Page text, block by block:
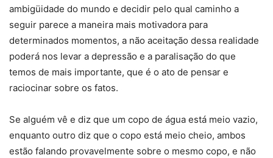
ambigüidade do mundo e decidir pelo qual caminho a
seguir parece a maneira mais motivadora para
determinados momentos, a não aceitação dessa realidade
poderá nos levar a depressão e a paralisação do que
temos de mais importante, que é o ato de pensar e
raciocinar sobre os fatos.
Se alguém vê e diz que um copo de água está meio vazio,
enquanto outro diz que o copo está meio cheio, ambos
estão falando provavelmente sobre o mesmo copo, e não